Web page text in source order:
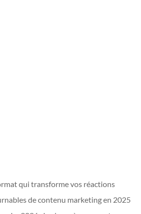
qui transforme vos réactions
de contenu marketing en 2025